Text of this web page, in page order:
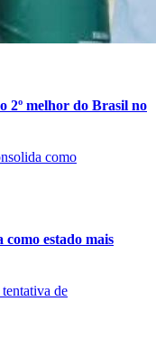
2º melhor do Brasil no
como estado mais